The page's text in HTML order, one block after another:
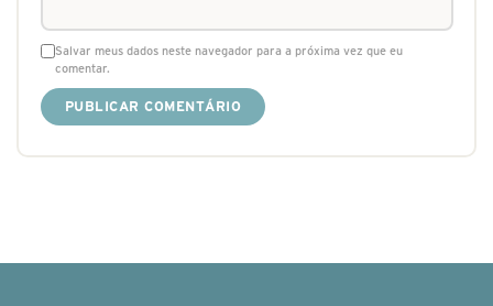
Salvar meus dados neste navegador para a próxima vez que eu
comentar.